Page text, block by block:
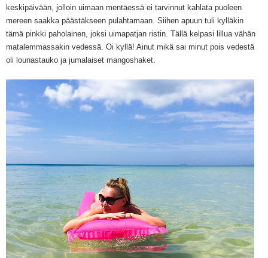
keskipäivään, jolloin uimaan mentäessä ei tarvinnut kah lata puoleen
mereen saakka päästäkseen pulahtamaan. Siihen apuun tuli kylläkin
tämä pinkki paholainen, joksi uimapatjan ristin. Tällä kelpasi lillua vähän
matalemmassakin vedessä. Oi kyllä! Ainut mikä sai minut pois vedestä
o li lounastauko ja jumalaiset mangoshaket.